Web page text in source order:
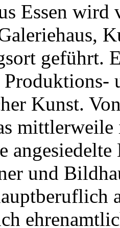
Essen
geführt.
Produktions-
Kunst.
und